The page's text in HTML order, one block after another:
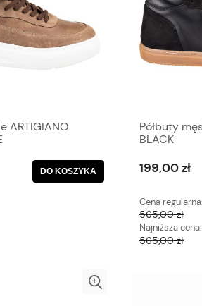
ARTIGIANO
DO KOSZYKA
Półbuty
BLACK
199,00 zł
Cena regularna:
565,00 zł
Najniższa cena:
565,00 zł